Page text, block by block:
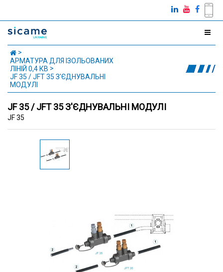
АРМАТУРА ДЛЯ ІЗОЛЬОВАНИХ
ЛІНІЙ 0,4 КВ
JF 35 / JFT 35 З'ЄДНУВАЛЬНІ
МОДУЛІ
JF 35 / JFT 35 З'ЄДНУВАЛЬНІ МОДУЛІ
JF 35